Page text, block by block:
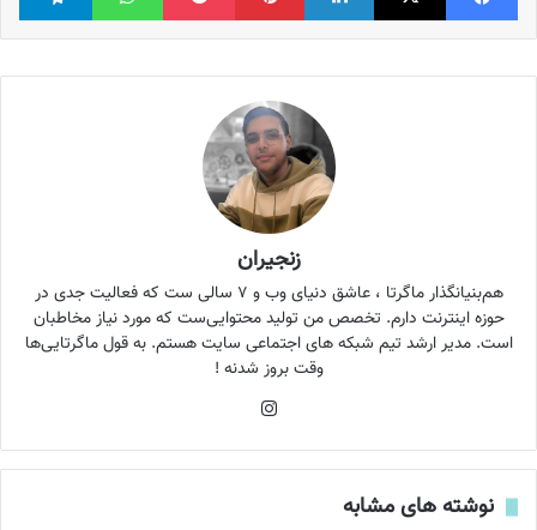
زنجیران
هم‌بنیانگذار ماگرتا ، عاشق دنیای وب و ۷ سالی ست که فعالیت جدی در
حوزه اینترنت دارم. تخصص من تولید محتوایی‌ست که مورد نیاز مخاطبان
است. مدیر ارشد تیم شبکه های اجتماعی سایت هستم. به قول ماگرتایی‌ها
وقت بروز شدنه !
نوشته های مشابه